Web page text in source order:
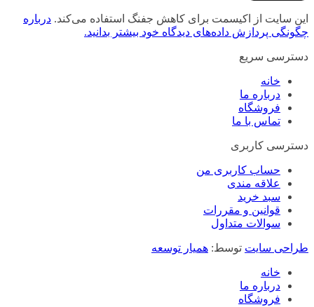
این سایت از اکیسمت برای کاهش جفنگ استفاده می‌کند. درباره
چگونگی پردازش داده‌های دیدگاه خود بیشتر بدانید.
دسترسی سریع
خانه
درباره ما
فروشگاه
تماس با ما
دسترسی کاربری
حساب کاربری من
علاقه مندی
سبد خرید
قوانین و مقررات
سوالات متداول
طراحی سایت توسط: همیار توسعه
خانه
درباره ما
فروشگاه